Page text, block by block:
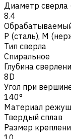
Диаметр сверла
8.4
Р (сталь), M
Тип сверла
Спиральное
Глубина
8D
Угол при
140°
Материал
Твердый сплав
Размер